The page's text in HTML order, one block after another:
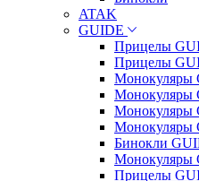
ATAK
GUIDE
Прицелы
Прицелы
Монокуляры
Монокуляры
Монокуляры
Монокуляры
Бинокли
Монокуляры
Прицелы